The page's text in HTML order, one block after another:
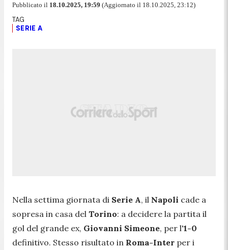
Pubblicato il 18.10.2025, 19:59 (Aggiornato il 18.10.2025, 23:12)
SERIE A
Nella settima giornata di Serie A, il Napoli cade a
sopresa in casa del Torino: a decidere la partita il
gol del grande ex, Giovanni Simeone, per l'1-0
definitivo. Stesso risultato in Roma-Inter per i